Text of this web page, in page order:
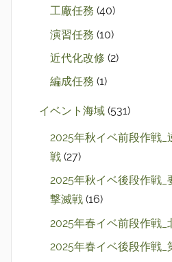
工廠任務 (40)
演習任務 (10)
近代化改修 (2)
編成任務 (1)
イベント海域 (531)
2025年秋イベ前段作戦
戦 (27)
2025年秋イベ後段作戦_
撃滅戦 (16)
2025年春イベ前段作戦_
2025年春イベ後段作戦_